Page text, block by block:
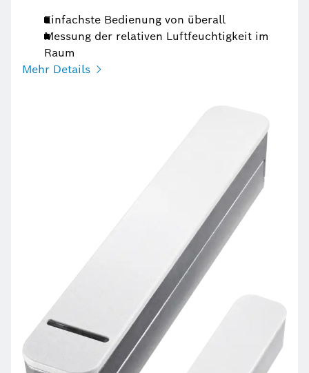
Einfachste Bedienung von überall
Messung der relativen Luftfeuchtigkeit im
Raum
Mehr Details